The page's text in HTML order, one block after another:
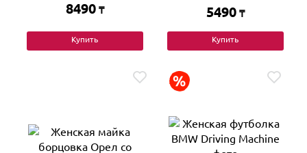
8490 ₸
Купить
5490 ₸
Купить